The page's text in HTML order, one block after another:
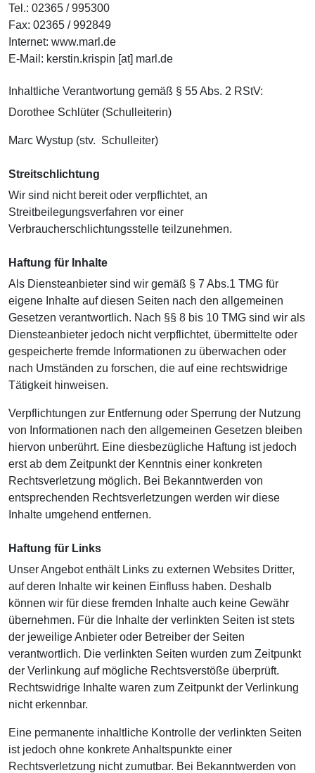
Tel.: 02365 / 995300
Fax: 02365 / 992849
Internet: www.marl.de
E-Mail: kerstin.krispin [at] marl.de
Inhaltliche Verantwortung gemäß § 55 Abs. 2 RStV:
Dorothee Schlüter (Schulleiterin)
Marc Wystup (stv. Schulleiter)
Streitschlichtung
Wir sind nicht bereit oder verpflichtet, an
Streitbeilegungsverfahren vor einer
Verbraucherschlichtungsstelle teilzunehmen.
Haftung für Inhalte
Als Diensteanbieter sind wir gemäß § 7 Abs.1 TMG für
eigene Inhalte auf diesen Seiten nach den allgemeinen
Gesetzen verantwortlich. Nach §§ 8 bis 10 TMG sind wir als
Diensteanbieter jedoch nicht verpflichtet, übermittelte oder
gespeicherte fremde Informationen zu überwachen oder
nach Umständen zu forschen, die auf eine rechtswidrige
Tätigkeit hinweisen.
Verpflichtungen zur Entfernung oder Sperrung der Nutzung
von Informationen nach den allgemeinen Gesetzen bleiben
hiervon unberührt. Eine diesbezügliche Haftung ist jedoch
erst ab dem Zeitpunkt der Kenntnis einer konkreten
Rechtsverletzung möglich. Bei Bekanntwerden von
entsprechenden Rechtsverletzungen werden wir diese
Inhalte umgehend entfernen.
Haftung für Links
Unser Angebot enthält Links zu externen Websites Dritter,
auf deren Inhalte wir keinen Einfluss haben. Deshalb
können wir für diese fremden Inhalte auch keine Gewähr
übernehmen. Für die Inhalte der verlinkten Seiten ist stets
der jeweilige Anbieter oder Betreiber der Seiten
verantwortlich. Die verlinkten Seiten wurden zum Zeitpunkt
der Verlinkung auf mögliche Rechtsverstöße überprüft.
Rechtswidrige Inhalte waren zum Zeitpunkt der Verlinkung
nicht erkennbar.
Eine permanente inhaltliche Kontrolle der verlinkten Seiten
ist jedoch ohne konkrete Anhaltspunkte einer
Rechtsverletzung nicht zumutbar. Bei Bekanntwerden von